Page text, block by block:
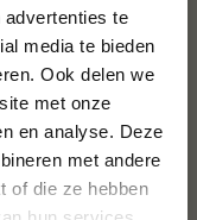
te
media te bieden
Ook delen we
met onze
en analyse. Deze
met andere
of die ze hebben
helpen je graag!
ontvang direct